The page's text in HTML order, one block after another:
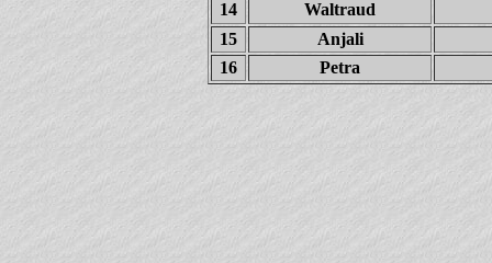
14
Waltraud
15
Anjali
16
Petra